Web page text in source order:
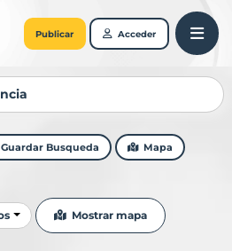
Publicar Acceder
Busqueda Mapa
Mostrar mapa